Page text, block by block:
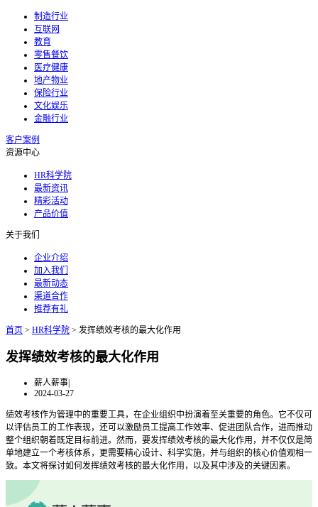
制造行业
互联网
教育
零售餐饮
医疗健康
地产物业
保险行业
文化娱乐
金融行业
客户案例
资源中心
HR科学院
最新资讯
精彩活动
产品价值
关于我们
企业介绍
加入我们
最新动态
渠道合作
推荐有礼
首页 > HR科学院 > 发挥绩效考核的最大化作用
发挥绩效考核的最大化作用
薪人薪事|
2024-03-27
绩效考核作为管理中的重要工具，在企业组织中扮演着至关重要的角色。它不仅可
以评估员工的工作表现，还可以激励员工提高工作效率、促进团队合作，进而推动
整个组织朝着既定目标前进。然而，要发挥绩效考核的最大化作用，并不仅仅是简
单地建立一个考核体系，更需要精心设计、科学实施，并与组织的核心价值观相一
致。本文将探讨如何发挥绩效考核的最大化作用，以及其中涉及的关键因素。